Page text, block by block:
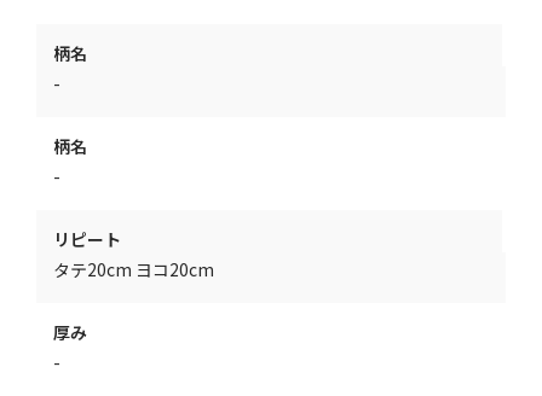
柄名
-
柄名
-
リピート
タテ20cm ヨコ20cm
厚み
-